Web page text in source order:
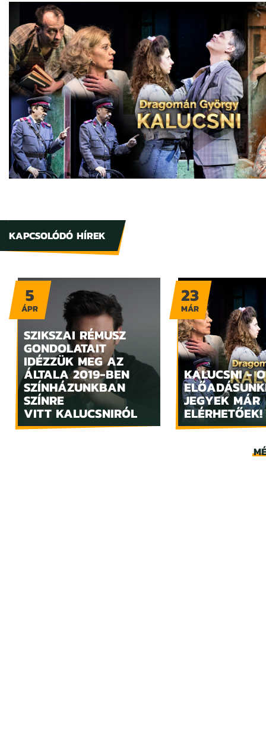
KAPCSOLÓDÓ HÍREK
SZIKSZAI RÉMUSZ
GONDOLATAIT
IDÉZZÜK MEG AZ
ÁLTALA 2019-BEN
SZÍNHÁZUNKBAN
SZÍNRE
VITT KALUCSNIRÓL
5
ÁPR
KALUCSNI -
JEGYEK MÁR
ELÉRHETŐEK!
23
MÁR